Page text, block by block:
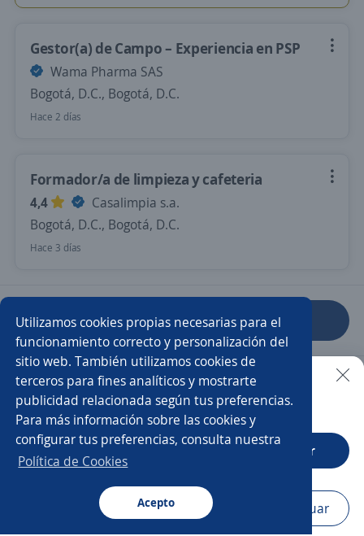
Utilizamos cookies propias necesarias para el
funcionamiento correcto y personalización del
sitio web. También utilizamos cookies de
terceros para fines analíticos y mostrarte
publicidad relacionada según tus preferencias.
Para más información sobre las cookies y
configurar tus preferencias, consulta nuestra
Política de Cookies
Acepto
Gestor(a) de Campo – Experiencia en PSP
Wama Pharma SAS
Bogotá, D.C., Bogotá, D.C.
Hace 2 días
Formador/a de limpieza y cafeteria
4,4
Casalimpia s.a.
Bogotá, D.C., Bogotá, D.C.
Hace 3 días
Anterior Siguiente
Nuevas ofertas de empleo Avísame
Empleos similares
Fonoaudiólogo/a
Buscar es más fácil en la app
CT App Abrir
Navegador Continuar